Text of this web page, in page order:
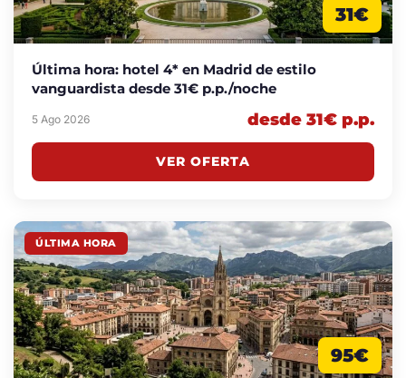
31€
Última hora: hotel 4* en Madrid de estilo
vanguardista desde 31€ p.p./noche
5 Ago 2026 desde 31€ p.p.
VER OFERTA
ÚLTIMA HORA
95€